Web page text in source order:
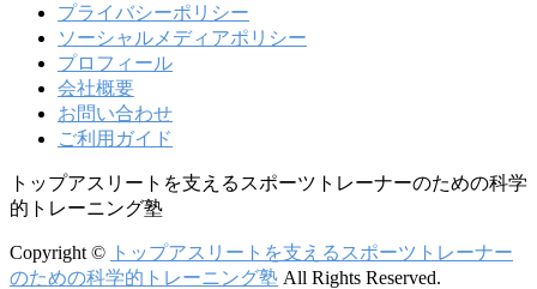
プライバシーポリシー
ソーシャルメディアポリシー
プロフィール
会社概要
お問い合わせ
ご利用ガイド
トップアスリートを支えるスポーツトレーナーのための科学
的トレーニング塾
Copyright © トップアスリートを支えるスポーツトレーナー
のための科学的トレーニング塾 All Rights Reserved.